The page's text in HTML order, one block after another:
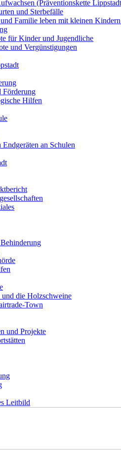
(Präventionskette
und Sterbefälle
Familie leben mit kleinen
für Kinder und Jugendliche
und Vergünstigungen
Förderung
Hilfen
an Schulen
die Holzschweine
Town
und Projekte
Leitbild